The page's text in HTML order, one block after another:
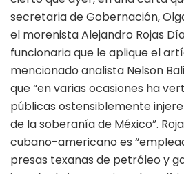
secretaria de Gobernación,
el morenista Alejandro Rojas
funcionaria que le aplique el
mencionado analista Nelson
que “en varias ocasiones ha
públicas ostensiblemente
de la soberanía de México”.
cubano-americano es
presas texanas de petróleo y